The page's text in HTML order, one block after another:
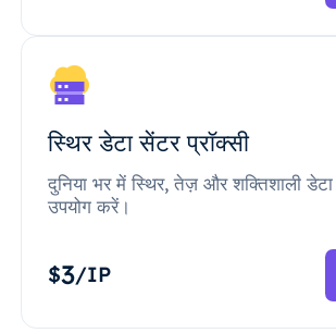
स्थिर डेटा सेंटर प्रॉक्सी
दुनिया भर में स्थिर, तेज़ और शक्तिशाली
उपयोग करें।
$3/IP